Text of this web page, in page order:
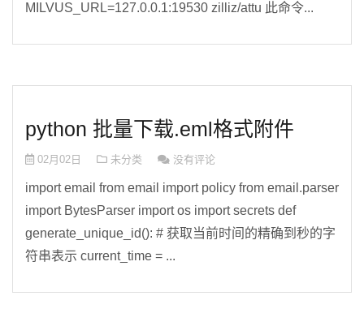
MILVUS_URL=127.0.0.1:19530 zilliz/attu 此命令...
python 批量下载.eml格式附件
02月02日 未分类 没有评论
import email from email import policy from email.parser
import BytesParser import os import secrets def
generate_unique_id(): # 获取当前时间的精确到秒的字
符串表示 current_time = ...